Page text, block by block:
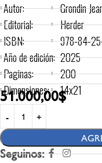
Autor:
Editorial:
ISBN:
Año de edición:
Paginas:
Dimensiones:
Grondin
Herder
978-84-
2025
200
14x21
51.000,00$
Seguinos: